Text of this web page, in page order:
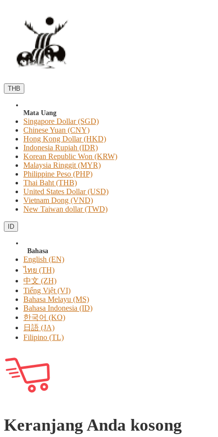
THB
Mata Uang
Singapore Dollar (SGD)
Chinese Yuan (CNY)
Hong Kong Dollar (HKD)
Indonesia Rupiah (IDR)
Korean Republic Won (KRW)
Malaysia Ringgit (MYR)
Philippine Peso (PHP)
Thai Baht (THB)
United States Dollar (USD)
Vietnam Dong (VND)
New Taiwan dollar (TWD)
ID
Bahasa
English (EN)
ไทย (TH)
中文 (ZH)
Tiếng Việt (VI)
Bahasa Melayu (MS)
Bahasa Indonesia (ID)
한국어 (KO)
日語 (JA)
Filipino (TL)
Keranjang Anda kosong